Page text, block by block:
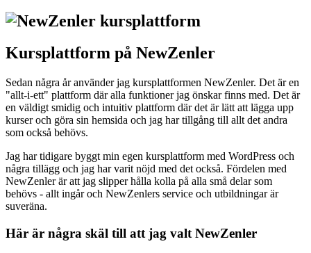
Kursplattform på NewZenler
Sedan några år använder jag kursplattformen NewZenler. Det är en
"allt-i-ett" plattform där alla funktioner jag önskar finns med. Det är
en väldigt smidig och intuitiv plattform där det är lätt att lägga upp
kurser och göra sin hemsida och jag har tillgång till allt det andra
som också behövs.
Jag har tidigare byggt min egen kursplattform med WordPress och
några tillägg och jag har varit nöjd med det också. Fördelen med
NewZenler är att jag slipper hålla kolla på alla små delar som
behövs - allt ingår och NewZenlers service och utbildningar är
suveräna.
Här är några skäl till att jag valt NewZenler